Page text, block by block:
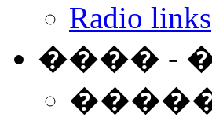
Radio links
���� -